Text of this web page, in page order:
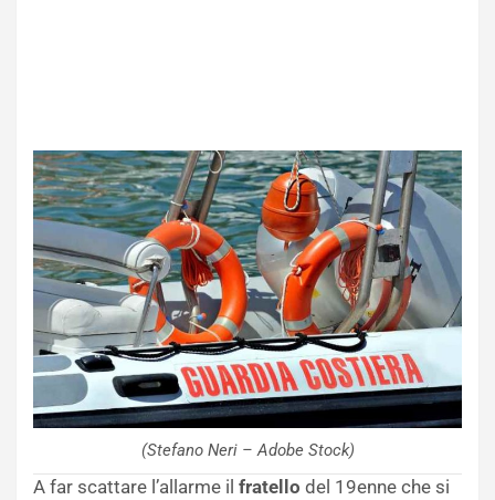
(Stefano Neri – Adobe Stock)
A far scattare l’allarme il fratello del 19enne che si